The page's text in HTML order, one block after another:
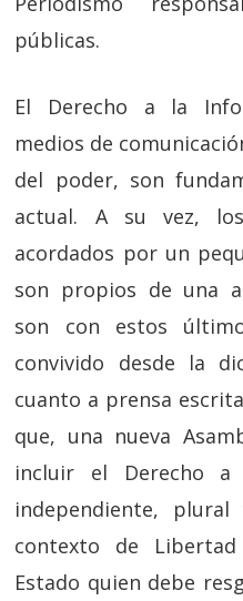
públicas.
El Derecho a la
medios de
del poder, son
actual. A su vez,
acordados por un
son propios de una
son con estos
convivido desde la
cuanto a prensa
que, una nueva
incluir el Derecho a
independiente,
contexto de
Estado quien debe